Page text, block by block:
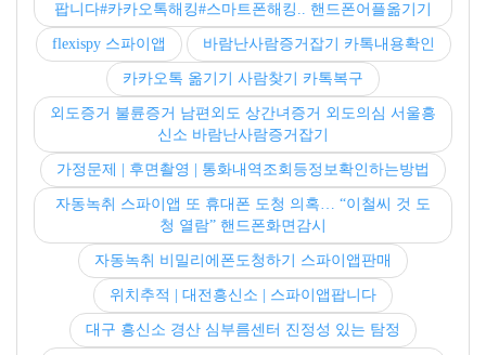
팝니다#카카오톡해킹#스마트폰해킹.. 핸드폰어플옮기기
flexispy 스파이앱 바람난사람증거잡기 카톡내용확인
카카오톡 옮기기 사람찾기 카톡복구
외도증거 불륜증거 남편외도 상간녀증거 외도의심 서울흥
신소 바람난사람증거잡기
가정문제 | 후면촬영 | 통화내역조회등정보확인하는방법
자동녹취 스파이앱 또 휴대폰 도청 의혹… “이철씨 것 도
청 열람” 핸드폰화면감시
자동녹취 비밀리에폰도청하기 스파이앱판매
위치추적 | 대전흥신소 | 스파이앱팝니다
대구 흥신소 경산 심부름센터 진정성 있는 탐정